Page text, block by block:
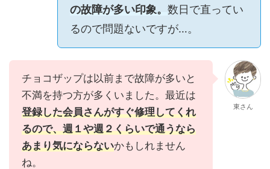
の故障が多い印象。 数日で直ってい
るので問題ないですが…。
チョコザップは以前まで故障が多いと
不満を持つ方が多くいました。最近は
登録した会員さんがすぐ修理してくれ
るので、週１や週２くらいで通うなら
あまり気にならないかもしれません
ね。
東さん